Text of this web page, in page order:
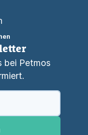
bei Petmos